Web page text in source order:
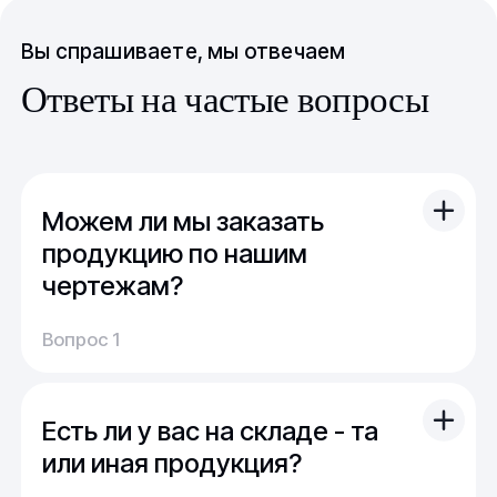
Вы спрашиваете, мы отвечаем
Ответы на частые вопросы
Можем ли мы заказать
продукцию по нашим
чертежам?
Вы можете отправить свой чертеж/проект
(в т.ч. примерный) с техническим заданием.
Мы можем изготовить для вас как мелкую
продукцию (метизы, точеные отводы,
детали), так и большие изделия
Вопрос 1
Есть ли у вас на складе - та
или иная продукция?